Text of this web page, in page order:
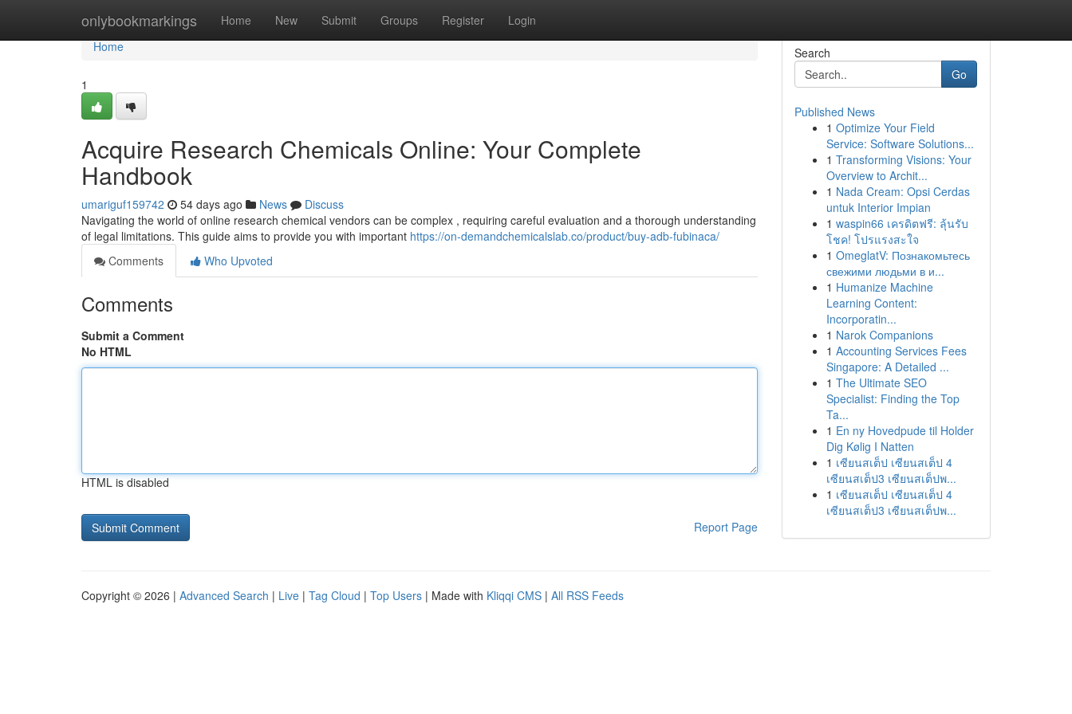
onlybookmarkings Home New Submit Groups Register Login
Home
Home
1
Acquire Research Chemicals Online: Your Complete
Handbook
umariguf159742 54 days ago News
Discuss
Navigating the world of online research chemical vendors can be complex , requiring careful evaluation and a thorough understanding
of legal limitations. This guide aims to provide you with important https://on-demandchemicalslab.co/product/buy-adb-fubinaca/
Comments
Who Upvoted
Comments
Submit a Comment
No HTML
HTML is disabled
Report Page
Search
Go
Published News
1 Optimize Your Field
Service: Software Solutions...
1 Transforming Visions: Your
Overview to Archit...
1 Nada Cream: Opsi Cerdas
untuk Interior Impian
1 waspin66 เครดิตฟรี: ลุ้นรับ
โชค! โปรแรงสะใจ
1 OmeglatV: Познакомьтесь
свежими людьми в и...
1 Humanize Machine
Learning Content:
Incorporatin...
1 Narok Companions
1 Accounting Services Fees
Singapore: A Detailed ...
1 The Ultimate SEO
Specialist: Finding the Top
Ta...
1 En ny Hovedpude til Holder
Dig Kølig I Natten
1 เซียนสเต็ป เซียนสเต็ป 4
เซียนสเต็ป3 เซียนสเต็ปพ...
1 เซียนสเต็ป เซียนสเต็ป 4
เซียนสเต็ป3 เซียนสเต็ปพ...
Copyright © 2026 | Advanced Search | Live | Tag Cloud | Top Users | Made with Kliqqi CMS | All RSS Feeds